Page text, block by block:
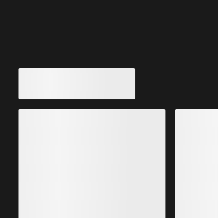
Nahtloser 3-D-Strick Midlayer aus Merinomix